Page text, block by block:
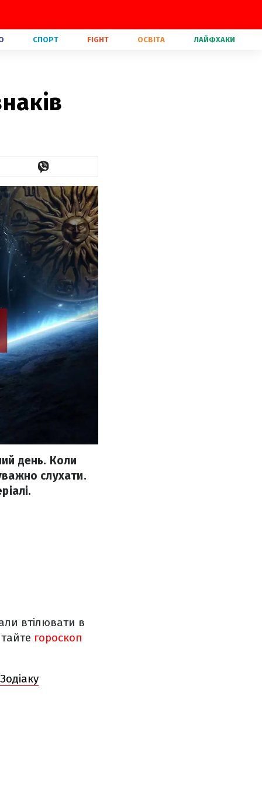
СПОРТ FIGHT ОСВІТА ЛАЙФХАКИ
день. Коли
слухати.
втілювати в
гороскоп